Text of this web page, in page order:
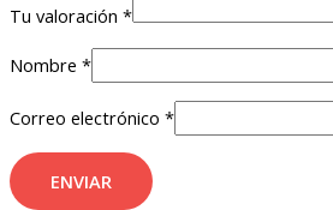
Tu valoración *
Nombre *
Correo electrónico *